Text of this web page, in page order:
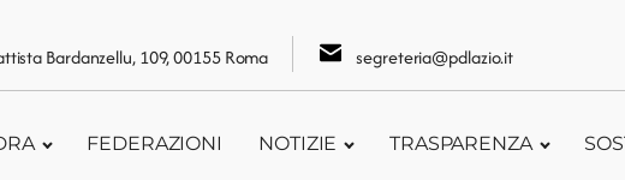
Bardanzellu, 109, 00155 Roma segreteria@pdlazio.it
FEDERAZIONI NOTIZIE TRASPARENZA